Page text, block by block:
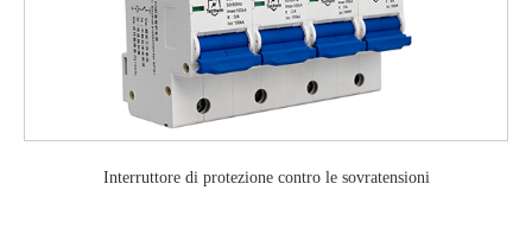
Interruttore di protezione contro le sovratensioni